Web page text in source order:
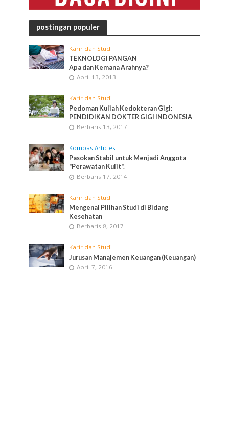
postingan populer
Karir dan Studi
TEKNOLOGI PANGAN
Apa dan Kemana Arahnya?
April 13, 2013
Karir dan Studi
Pedoman Kuliah Kedokteran Gigi:
PENDIDIKAN DOKTER GIGI INDONESIA
Berbaris 13, 2017
Kompas Articles
Pasokan Stabil untuk Menjadi Anggota
"Perawatan Kulit".
Berbaris 17, 2014
Karir dan Studi
Mengenal Pilihan Studi di Bidang
Kesehatan
Berbaris 8, 2017
Karir dan Studi
Jurusan Manajemen Keuangan (Keuangan)
April 7, 2016